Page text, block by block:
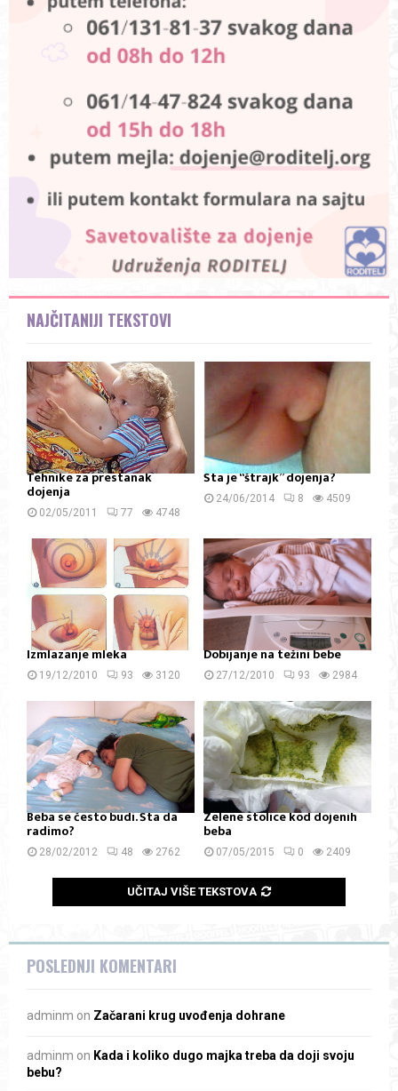
NAJČITANIJI TEKSTOVI
Tehnike za prestanak
dojenja
02/05/2011 77 4748
Šta je “štrajk” dojenja?
24/06/2014 8 4509
Izmlazanje mleka
19/12/2010 93 3120
Dobijanje na težini bebe
27/12/2010 93 2984
Beba se često budi. Šta da
radimo?
28/02/2012 48 2762
Zelene stolice kod dojenih
beba
07/05/2015 0 2409
UČITAJ VIŠE TEKSTOVA
POSLEDNJI KOMENTARI
adminm on Začarani krug uvođenja dohrane
adminm on Kada i koliko dugo majka treba da doji svoju
bebu?